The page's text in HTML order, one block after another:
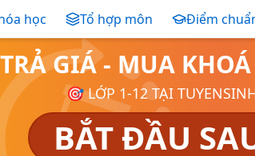
học Tổ hợp môn Điểm
GIÁ - MUA
🎯 LỚP 1-12 TẠI
BẮT ĐẦU